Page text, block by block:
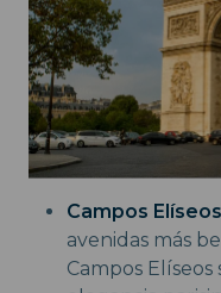
Campos Elíseos
avenidas más
Campos